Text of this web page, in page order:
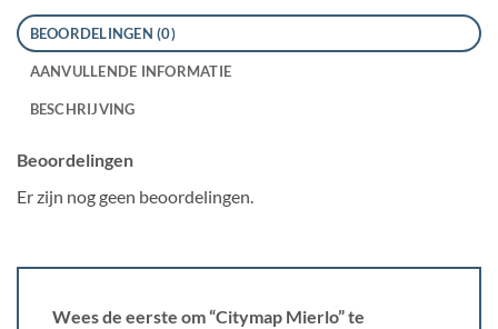
BEOORDELINGEN (0)
AANVULLENDE INFORMATIE
BESCHRIJVING
Beoordelingen
Er zijn nog geen beoordelingen.
Wees de eerste om “Citymap Mierlo” te